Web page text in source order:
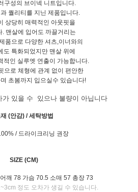
구성의 브이넥 니트입니다.
퀄리티를 지닌 제품입니다.
상당히 매력적인 아웃핏을
. 맨살에 입어도 까끌거리는
품으로 다양한 셔츠,이너와의
도 특화되었지만 맨살 위에
적인 실루엣 연출이 가능합니다.
으로 체형에 관계 없이 편안한
초봄까지 입으실수 있습니다!
가 있을 수 있으나 불량이 아닙니다
(안감) / 세탁방법
/ 드라이크리닝 권장
SIZE (CM)
깨 78 가슴 70.5 소매 57 총장 73
정도 오차가 생길 수 있습니다.